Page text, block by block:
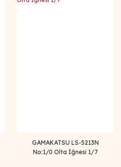
GAMAKATSU LS-5213N
No:1/0 Olta İğnesi 1/7